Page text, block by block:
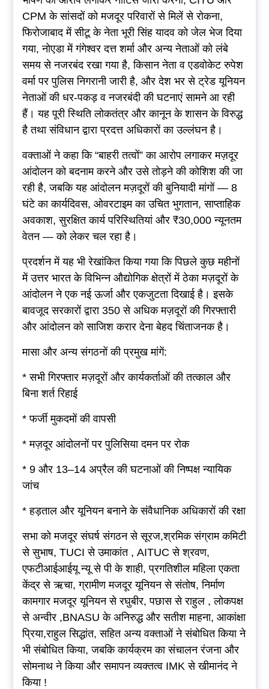
CPM के सांसदों को मजदूर परिवारों से मिलें से रोकना,
फिरोजाबाद में सीटू के नेता भूरी सिंह यादव को जेल भेज दिया
गया, नोएडा में गंगेश्वर दत्त शर्मा और अन्य नेताओं को लंबे
समय से नजरबंद रखा गया है, किसान नेता व एडवोकेट रुपेश
वर्मा पर पुलिस निगरानी जारी है, और देश भर से ट्रेड यूनियन
नेताओं की धर-पकड़ व नजरबंदी की घटनाएं सामने आ रही
हैं। यह पूरी स्थिति लोकतंत्र और कानून के शासन के विरुद्ध
है तथा संविधान द्वारा प्रदत्त अधिकारों का उल्लंघन है।
वक्ताओं ने कहा कि “बाहरी तत्वों” का आरोप लगाकर मज़दूर
आंदोलन को बदनाम करने और उसे तोड़ने की कोशिश की जा
रही है, जबकि यह आंदोलन मज़दूरों की बुनियादी मांगों — 8
घंटे का कार्यदिवस, ओवरटाइम का उचित भुगतान, साप्ताहिक
अवकाश, सुरक्षित कार्य परिस्थितियां और ₹30,000 न्यूनतम
वेतन — को लेकर चल रहा है।
प्रदर्शन में यह भी रेखांकित किया गया कि पिछले कुछ महीनों
में उत्तर भारत के विभिन्न औद्योगिक क्षेत्रों में ठेका मज़दूरों के
आंदोलन ने एक नई ऊर्जा और एकजुटता दिखाई है। इसके
बावजूद सरकारों द्वारा 350 से अधिक मज़दूरों की गिरफ्तारी
और आंदोलन को साजिश करार देना बेहद चिंताजनक है।
मासा और अन्य संगठनों की प्रमुख मांगें:
* सभी गिरफ्तार मज़दूरों और कार्यकर्ताओं की तत्काल और
बिना शर्त रिहाई
* फर्जी मुकदमों की वापसी
* मज़दूर आंदोलनों पर पुलिसिया दमन पर रोक
* 9 और 13–14 अप्रैल की घटनाओं की निष्पक्ष न्यायिक
जांच
* हड़ताल और यूनियन बनाने के संवैधानिक अधिकारों की रक्षा
सभा को मजदूर संघर्ष संगठन से सूरज,श्रमिक संग्राम कमिटी
से सुभाष, TUCI से उमाकांत , AITUC से श्रवण,
एफटीआईआईयू न्यू से पी के शाही, प्रगतिशील महिला एकता
केंद्र से ऋचा, ग्रामीण मजदूर यूनियन से संतोष, निर्माण
कामगार मजदूर यूनियन से रघुबीर, पछास से राहुल , लोकपक्ष
से अन्वीर ,BNASU के अनिरुद्ध और सतीश माहना, आकांक्षा
प्रिया,राहुल सिद्धांत, सहित अन्य वक्ताओं ने संबोधित किया ने
भी संबोधित किया, जबकि कार्यक्रम का संचालन रंजना और
सोमनाथ ने किया और समापन व्यक्तत्व IMK से खीमानंद ने
किया !